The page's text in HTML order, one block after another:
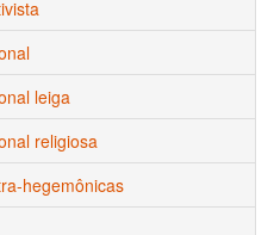
leiga
religiosa
hegemônicas